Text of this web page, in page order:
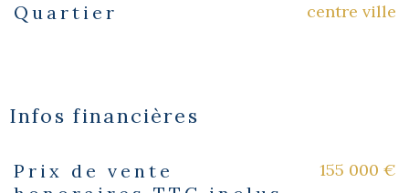
Quartier centre ville
Infos financières
Caractéristiques Valeurs
Prix de vente
155 000 €